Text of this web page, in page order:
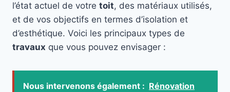
l’état actuel de votre toit, des matériaux utilisés,
et de vos objectifs en termes d’isolation et
d’esthétique. Voici les principaux types de
travaux que vous pouvez envisager :
Nous intervenons également : Rénovation